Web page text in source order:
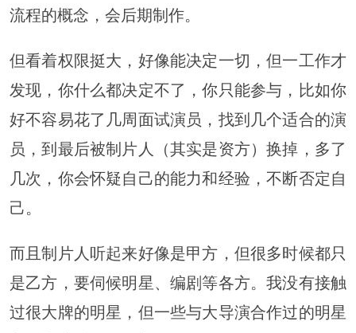
流程的概念，会后期制作。
但看着权限挺大，好像能决定一切，但一工作才
发现，你什么都决定不了，你只能参与，比如你
好不容易花了几周面试演员，找到几个适合的演
员，到最后被制片人（其实是资方）换掉，多了
几次，你会怀疑自己的能力和经验，不断否定自
己。
而且制片人听起来好像是甲方，但很多时候都只
是乙方，要伺候明星、编剧等各方。我没有接触
过很大牌的明星，但一些与大导演合作过的明星